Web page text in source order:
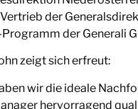
der
der Generali
zeigt sich erfreut:
wir die ideale
hervorragend